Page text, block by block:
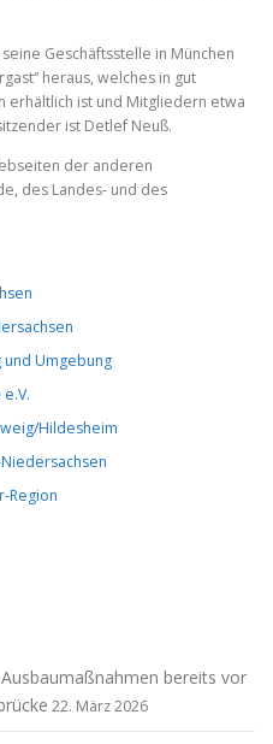
Geschäftsstelle in München
heraus, welches in gut
erhältlich ist und Mitgliedern etwa
ist Detlef Neuß.
der anderen
des Landes- und des
Umgebung
Hildesheim
Region
bereits vor
22. März 2026